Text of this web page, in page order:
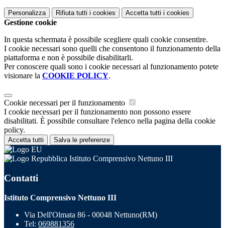
Personalizza Rifiuta tutti i cookies Accetta tutti i cookies
Gestione cookie
In questa schermata è possibile scegliere quali cookie consentire.
I cookie necessari sono quelli che consentono il funzionamento della
piattaforma e non è possibile disabilitarli.
Per conoscere quali sono i cookie necessari al funzionamento potete
visionare la COOKIE POLICY.
Cookie necessari per il funzionamento
I cookie necessari per il funzionamento non possono essere
disabilitati. È possibile consultare l'elenco nella pagina della cookie
policy.
Accetta tutti Salva le preferenze
Istituto Comprensivo Nettuno III
Contatti
Istituto Comprensivo Nettuno III
Via Dell'Olmata 86 - 00048 Nettuno(RM)
Tel: 069881356